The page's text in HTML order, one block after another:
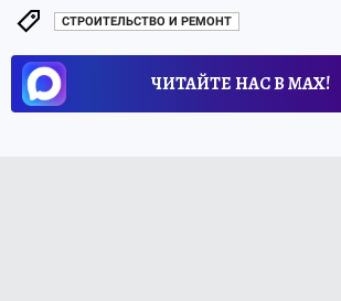
СТРОИТЕЛЬСТВО И РЕМОНТ
ЧИТАЙТЕ НАС В МАХ!